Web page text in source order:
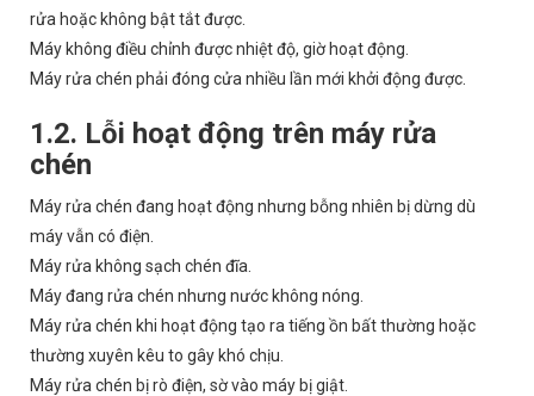
rửa hoặc không bật tắt được.
Máy không điều chỉnh được nhiệt độ, giờ hoạt động.
Máy rửa chén phải đóng cửa nhiều lần mới khởi động được.
1.2. Lỗi hoạt động trên máy rửa
chén
Máy rửa chén đang hoạt động nhưng bỗng nhiên bị dừng dù
máy vẫn có điện.
Máy rửa không sạch chén đĩa.
Máy đang rửa chén nhưng nước không nóng.
Máy rửa chén khi hoạt động tạo ra tiếng ồn bất thường hoặc
thường xuyên kêu to gây khó chịu.
Máy rửa chén bị rò điện, sờ vào máy bị giật.